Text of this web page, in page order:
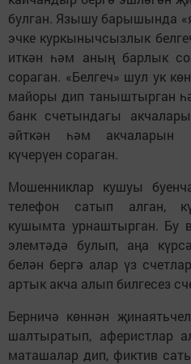
булган. Язышу барышында
эчке куркынычсызлык
иткән һәм аның барлык
сораган. «Белгеч» шул ук
майоры дип таныштырган
банк счетындагы
әйткән һәм акчаларын
күчерүен сораган.
Мошенниклар кушуы
телефон сатып алган,
кушымта урнаштырган. Бу
элемтәдә булып, аңа
белән бергә алар үз
артык акча алып билгесез
Берничә көннән
шалтыратып, аферистлар
маташалар дип, фиктив